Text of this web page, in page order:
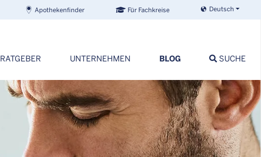
Deutsch
Apothekenfinder Für Fachkreise
RATGEBER UNTERNEHMEN BLOG SUCHE